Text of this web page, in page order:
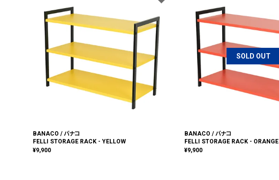
BANACO / バナコ
FELLI STORAGE RACK - YELLOW
¥9,900
SOLD OUT
BANACO / バナコ
FELLI STORAGE RACK - ORANGE
¥9,900